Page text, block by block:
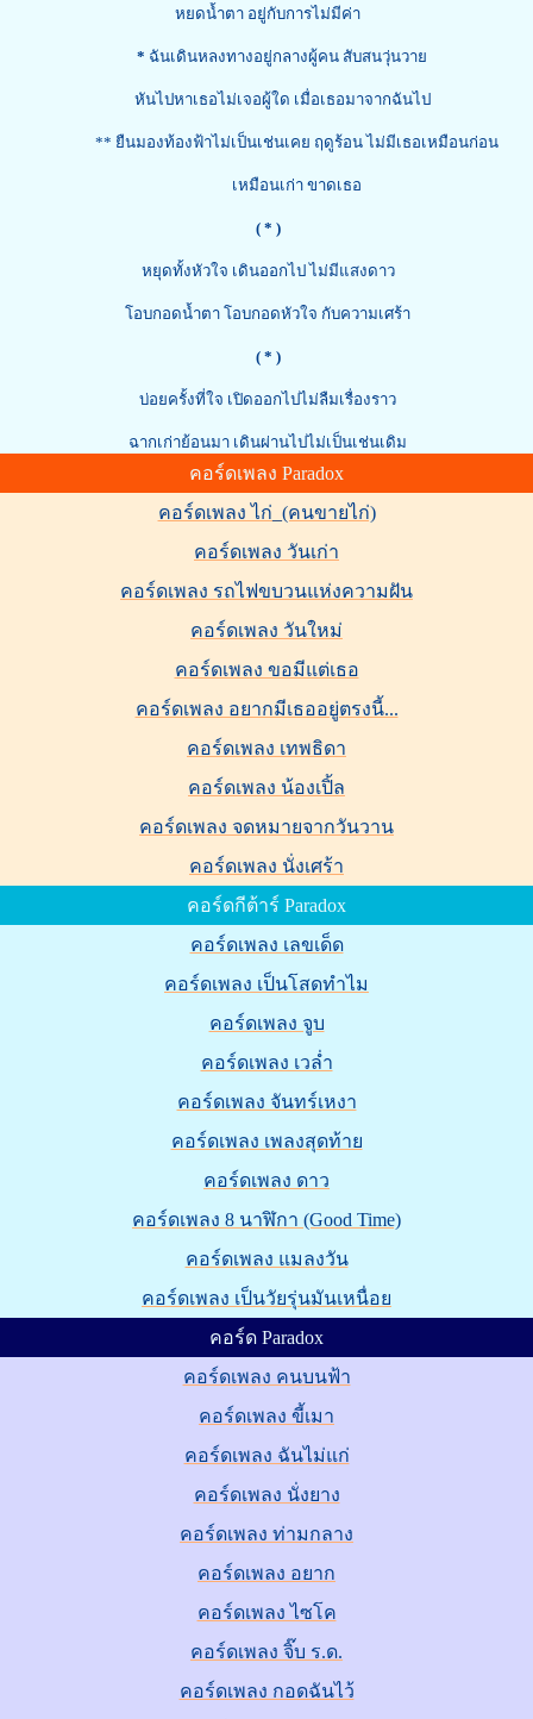
หยดน้ำตา อยู่กับการไม่มีค่า
* ฉันเดินหลงทางอยู่กลางผู้คน สับสนวุ่นวาย
หันไปหาเธอไม่เจอผู้ใด เมื่อเธอมาจากฉันไป
** ยืนมองท้องฟ้าไม่เป็นเช่นเคย ฤดูร้อน ไม่มีเธอเหมือนก่อน
เหมือนเก่า ขาดเธอ
( * )
หยุดทั้งหัวใจ เดินออกไป ไม่มีแสงดาว
โอบกอดน้ำตา โอบกอดหัวใจ กับความเศร้า
( * )
บ่อยครั้งที่ใจ เปิดออกไปไม่ลืมเรื่องราว
ฉากเก่าย้อนมา เดินผ่านไปไม่เป็นเช่นเดิม
คอร์ดเพลง Paradox
คอร์ดเพลง ไก่_(คนขายไก่)
คอร์ดเพลง วันเก่า
คอร์ดเพลง รถไฟขบวนแห่งความฝัน
คอร์ดเพลง วันใหม่
คอร์ดเพลง ขอมีแต่เธอ
คอร์ดเพลง อยากมีเธออยู่ตรงนี้...
คอร์ดเพลง เทพธิดา
คอร์ดเพลง น้องเปิ้ล
คอร์ดเพลง จดหมายจากวันวาน
คอร์ดเพลง นั่งเศร้า
คอร์ดกีต้าร์ Paradox
คอร์ดเพลง เลขเด็ด
คอร์ดเพลง เป็นโสดทำไม
คอร์ดเพลง จูบ
คอร์ดเพลง เวล่ำ
คอร์ดเพลง จันทร์เหงา
คอร์ดเพลง เพลงสุดท้าย
คอร์ดเพลง ดาว
คอร์ดเพลง 8 นาฬิกา (Good Time)
คอร์ดเพลง แมลงวัน
คอร์ดเพลง เป็นวัยรุ่นมันเหนื่อย
คอร์ด Paradox
คอร์ดเพลง คนบนฟ้า
คอร์ดเพลง ขี้เมา
คอร์ดเพลง ฉันไม่แก่
คอร์ดเพลง นั่งยาง
คอร์ดเพลง ท่ามกลาง
คอร์ดเพลง อยาก
คอร์ดเพลง ไซโค
คอร์ดเพลง จิ๊บ ร.ด.
คอร์ดเพลง กอดฉันไว้